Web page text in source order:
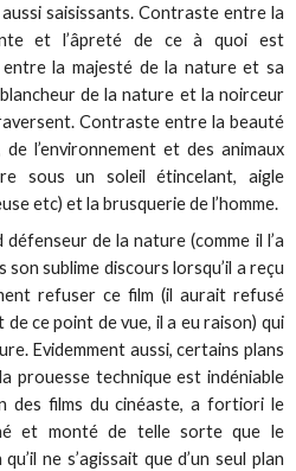
saisissants. Contraste entre la
et l’âpreté de ce à quoi est
la majesté de la nature et sa
de la nature et la noirceur
Contraste entre la beauté
l’environnement et des animaux
sous un soleil étincelant, aigle
etc) et la brusquerie de l’homme.
de la nature (comme il l’a
sublime discours lorsqu’il a reçu
refuser ce film (il aurait refusé
de ce point de vue, il a eu raison) qui
Evidemment aussi, certains plans
prouesse technique est indéniable
des films du cinéaste, a fortiori le
et monté de telle sorte que le
ne s’agissait que d’un seul plan